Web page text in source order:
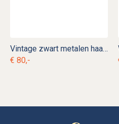
Vintage zwart metalen haardset
€ 80,-